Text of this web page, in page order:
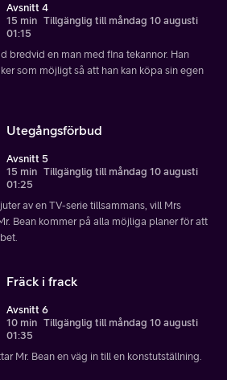
Avsnitt 4
15 min Tillgänglig till måndag 10 augusti
01:15
bredvid en man med fina tekannor. Han
som möjligt så att han kan köpa sin egen
Utegångsförbud
Avsnitt 5
15 min Tillgänglig till måndag 10 augusti
01:25
av en TV-serie tillsammans, vill Mrs
Bean kommer på alla möjliga planer för att
Fräck i frack
Avsnitt 6
10 min Tillgänglig till måndag 10 augusti
01:35
Mr. Bean en väg in till en konstutställning.